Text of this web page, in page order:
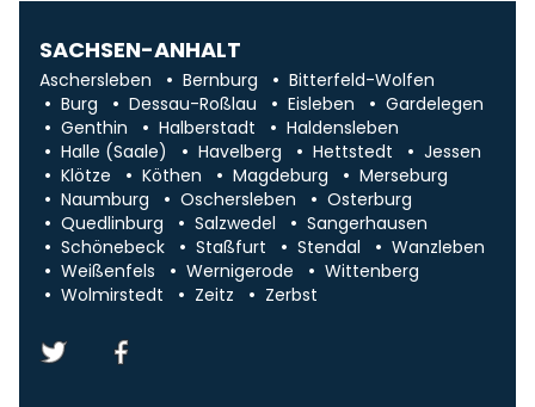
SACHSEN-ANHALT
Aschersleben Bernburg
Bitterfeld-Wolfen
Burg
Dessau-Roßlau Eisleben
Gardelegen
Genthin
Halberstadt
Haldensleben
Halle (Saale)
Havelberg Hettstedt
Jessen
Klötze
Köthen Magdeburg
Merseburg
Naumburg
Oschersleben
Osterburg
Quedlinburg
Salzwedel
Sangerhausen
Schönebeck
Staßfurt Stendal
Wanzleben
Weißenfels
Wernigerode
Wittenberg
Wolmirstedt
Zeitz Zerbst